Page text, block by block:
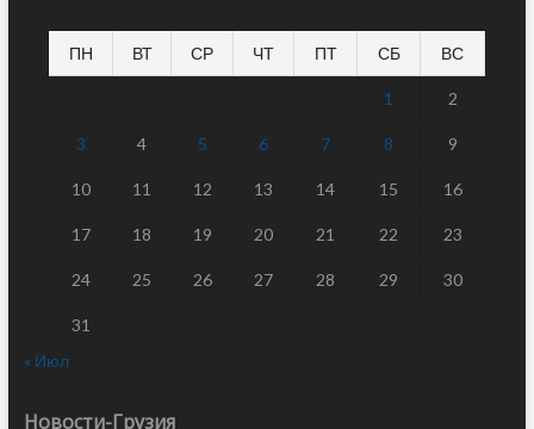
ПН ВТ СР ЧТ ПТ СБ ВС
1 2
3 4 5 6 7 8 9
10 11 12 13 14 15 16
17 18 19 20 21 22 23
24 25 26 27 28 29 30
31
« Июл
Новости-Грузия